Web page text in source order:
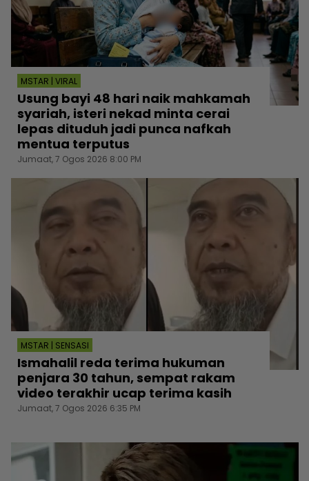
MSTAR | VIRAL
Usung bayi 48 hari naik mahkamah
syariah, isteri nekad minta cerai
lepas dituduh jadi punca nafkah
mentua terputus
Jumaat, 7 Ogos 2026 8:00 PM
MSTAR | SENSASI
Ismahalil reda terima hukuman
penjara 30 tahun, sempat rakam
video terakhir ucap terima kasih
Jumaat, 7 Ogos 2026 6:35 PM